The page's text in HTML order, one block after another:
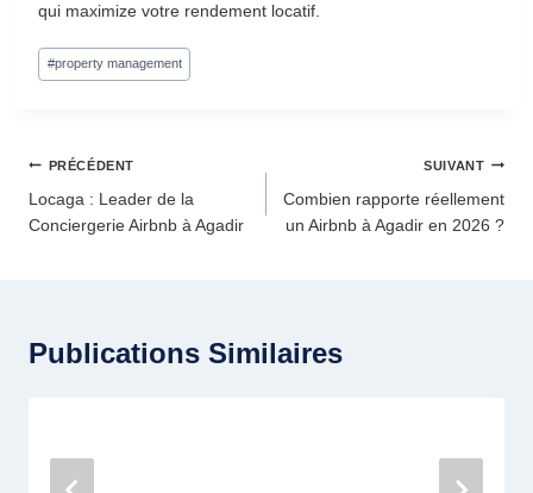
qui maximize votre rendement locatif.
#property management
PRÉCÉDENT
Locaga : Leader de la
Conciergerie Airbnb à Agadir
SUIVANT
Combien rapporte réellement
un Airbnb à Agadir en 2026 ?
Publications Similaires
Gestion De Villas Et Appartements À